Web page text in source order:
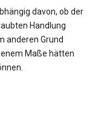
davon, ob der
Handlung
anderen Grund
Maße hätten